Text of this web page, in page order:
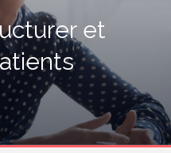
l'ensemble des professionnels de
ainsi que pour les autres
travaillant dans les
de santé ou dans
établissements médicaux
hébergeant des
âgées, en contact
des personnes à risque de
sévère, avec un
prioritaire en Ehpad
et